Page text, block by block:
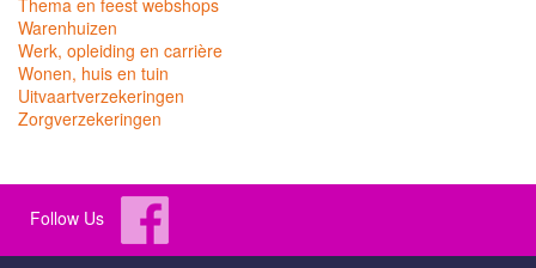
Thema en feest webshops
Warenhuizen
Werk, opleiding en carrière
Wonen, huis en tuin
Uitvaartverzekeringen
Zorgverzekeringen
Follow Us